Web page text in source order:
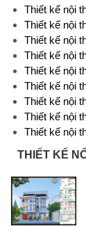
Thiết kế nội
Thiết kế nội
Thiết kế nội
Thiết kế nội
Thiết kế nội
Thiết kế nội
Thiết kế nội
Thiết kế nội
Thiết kế nội
THIẾT KẾ